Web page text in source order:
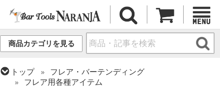
商品カテゴリを見る
トップ
フレア・バーテンディング
フレア用各種アイテム